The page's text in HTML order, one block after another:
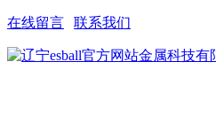
在线留言 联系我们